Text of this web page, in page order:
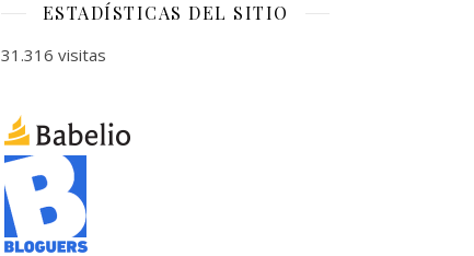
ESTADÍSTICAS DEL SITIO
31.316 visitas